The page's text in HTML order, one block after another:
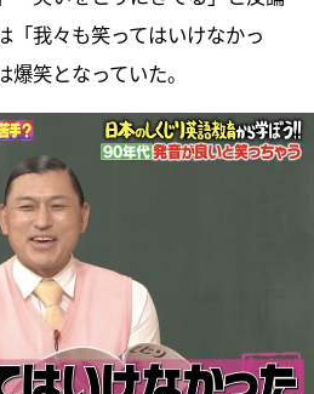
「我々も笑ってはいけなかっ
笑となっていた。